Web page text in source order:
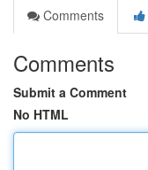
Comments
Comments
Submit a Comment
No HTML